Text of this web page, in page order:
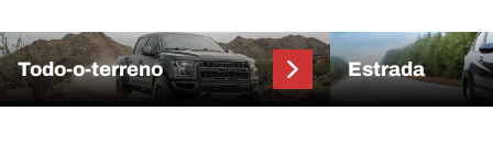
Todo-o-terreno Estrada